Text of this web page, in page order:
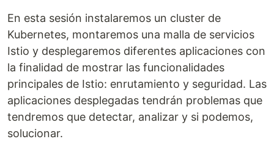
En esta sesión instalaremos un cluster de
Kubernetes, montaremos una malla de servicios
Istio y desplegaremos diferentes aplicaciones con
la finalidad de mostrar las funcionalidades
principales de Istio: enrutamiento y seguridad. Las
aplicaciones desplegadas tendrán problemas que
tendremos que detectar, analizar y si podemos,
solucionar.